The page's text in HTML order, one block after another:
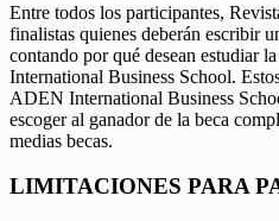
Entre todos los participantes,
finalistas quienes deberán escribir
contando por qué desean estudiar
International Business School.
ADEN International Business
escoger al ganador de la beca
medias becas.
LIMITACIONES PARA